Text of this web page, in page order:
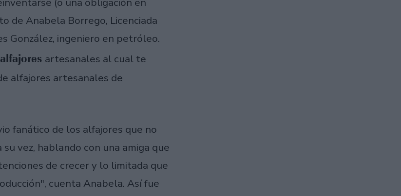
de Anabela Borrego, Licenciada
González, ingeniero en petróleo.
artesanales al cual te
alfajores artesanales de
fanático de los alfajores que no
vez, hablando con una amiga que
de crecer y lo limitada que
cuenta Anabela. Así fue